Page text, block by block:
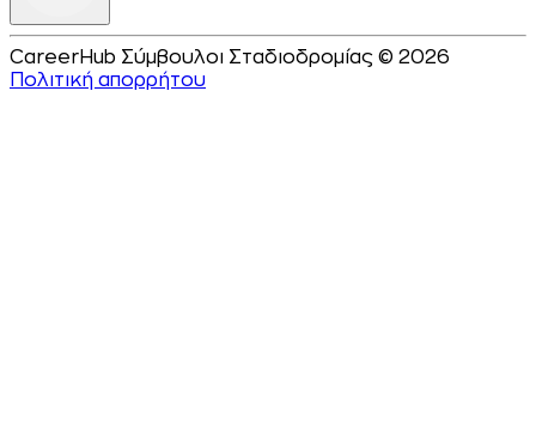
CareerHub Σύμβουλοι Σταδιοδρομίας © 2026
Πολιτική απορρήτου